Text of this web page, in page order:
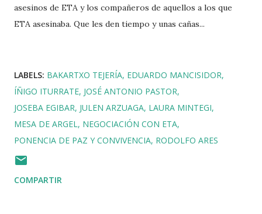
asesinos de ETA y los compañeros de aquellos a los que
ETA asesinaba. Que les den tiempo y unas cañas...
LABELS: BAKARTXO TEJERÍA EDUARDO MANCISIDOR
ÍÑIGO ITURRATE JOSÉ ANTONIO PASTOR
JOSEBA EGIBAR JULEN ARZUAGA LAURA MINTEGI
MESA DE ARGEL NEGOCIACIÓN CON ETA
PONENCIA DE PAZ Y CONVIVENCIA RODOLFO ARES
COMPARTIR